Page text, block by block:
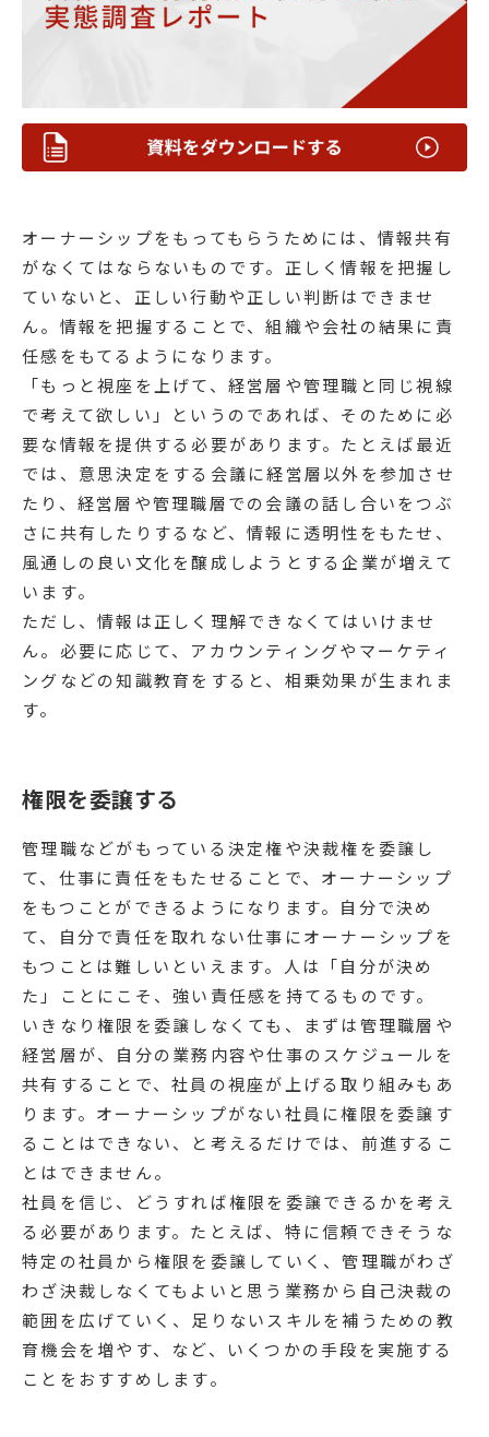
オーナーシップをもってもらうためには、情報共有
がなくてはならないものです。正しく情報を把握し
ていないと、正しい行動や正しい判断はできませ
ん。情報を把握することで、組織や会社の結果に責
任感をもてるようになります。
「もっと視座を上げて、経営層や管理職と同じ視線
で考えて欲しい」というのであれば、そのために必
要な情報を提供する必要があります。たとえば最近
では、意思決定をする会議に経営層以外を参加させ
たり、経営層や管理職層での会議の話し合いをつぶ
さに共有したりするなど、情報に透明性をもたせ、
風通しの良い文化を醸成しようとする企業が増えて
います。
ただし、情報は正しく理解できなくてはいけませ
ん。必要に応じて、アカウンティングやマーケティ
ングなどの知識教育をすると、相乗効果が生まれま
す。
権限を委譲する
管理職などがもっている決定権や決裁権を委譲し
て、仕事に責任をもたせることで、オーナーシップ
をもつことができるようになります。自分で決め
て、自分で責任を取れない仕事にオーナーシップを
もつことは難しいといえます。人は「自分が決め
た」ことにこそ、強い責任感を持てるものです。
いきなり権限を委譲しなくても、まずは管理職層や
経営層が、自分の業務内容や仕事のスケジュールを
共有することで、社員の視座が上げる取り組みもあ
ります。オーナーシップがない社員に権限を委譲す
ることはできない、と考えるだけでは、前進するこ
とはできません。
社員を信じ、どうすれば権限を委譲できるかを考え
る必要があります。たとえば、特に信頼できそうな
特定の社員から権限を委譲していく、管理職がわざ
わざ決裁しなくてもよいと思う業務から自己決裁の
範囲を広げていく、足りないスキルを補うための教
育機会を増やす、など、いくつかの手段を実施する
ことをおすすめします。